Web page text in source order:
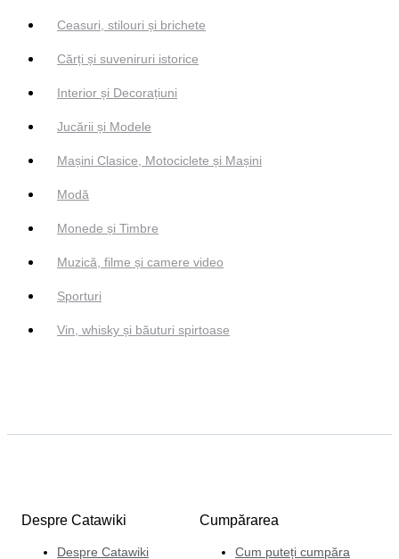
Ceasuri, stilouri și brichete
Cărți și suveniruri istorice
Interior și Decorațiuni
Jucării și Modele
Mașini Clasice, Motociclete și Mașini
Modă
Monede și Timbre
Muzică, filme și camere video
Sporturi
Vin, whisky și băuturi spirtoase
Despre Catawiki
Despre Catawiki
Cumpărarea
Cum puteți cumpăra